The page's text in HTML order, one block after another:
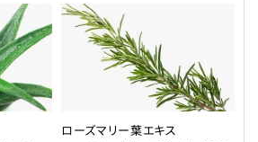
ローズマリー葉エキス